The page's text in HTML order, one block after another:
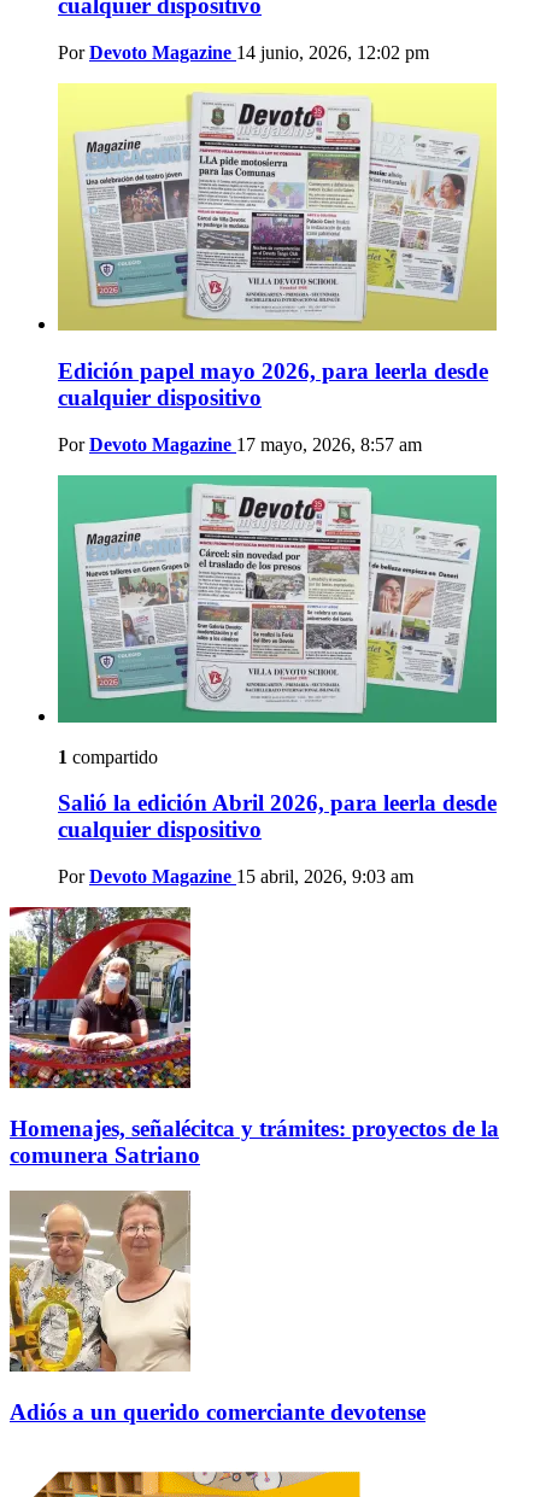
cualquier dispositivo
Por Devoto Magazine 14 junio, 2026, 12:02 pm
Edición papel mayo 2026, para leerla desde
cualquier dispositivo
Por Devoto Magazine 17 mayo, 2026, 8:57 am
1 compartido
Salió la edición Abril 2026, para leerla desde
cualquier dispositivo
Por Devoto Magazine 15 abril, 2026, 9:03 am
Homenajes, señalécitca y trámites: proyectos de la
comunera Satriano
Adiós a un querido comerciante devotense